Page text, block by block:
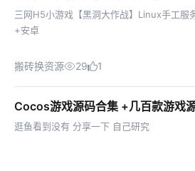
三网H5小游戏【黑洞大作战】Linux手工服
+安卓
搬砖换资源 29 1
Cocos游戏源码合集 +几百款游戏
逛鱼看到没有 分享一下 自己研究